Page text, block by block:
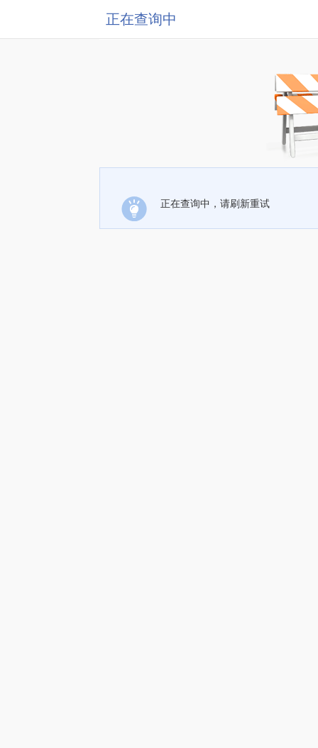
正在查询中
正在查询中，请刷新重试